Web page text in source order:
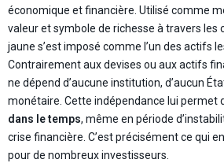
économique et financière. Utilisé comme
valeur et symbole de richesse à travers les
jaune s’est imposé comme l’un des actifs
Contrairement aux devises ou aux actifs
ne dépend d’aucune institution, d’aucun
monétaire. Cette indépendance lui permet
dans le temps, même en période
crise financière. C’est précisément ce qui
pour de nombreux investisseurs.